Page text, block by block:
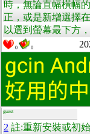
時，無論直幅橫幅
正，或是新增選擇
以選到螢幕最下方
0 0
guest
2 註:重新安裝或初